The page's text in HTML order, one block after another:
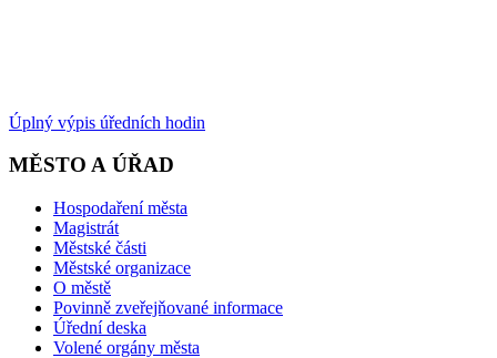
Úplný výpis úředních hodin
MĚSTO A ÚŘAD
Hospodaření města
Magistrát
Městské části
Městské organizace
O městě
Povinně zveřejňované informace
Úřední deska
Volené orgány města